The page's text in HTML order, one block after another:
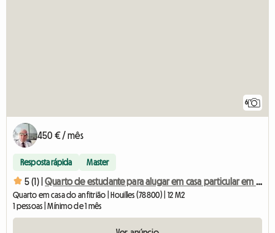
6
450 € / mês
Resposta rápida Master
5 (1) | Quarto de estudante para alugar em casa particular em Houilles (Quarto 1)
Quarto em casa do anfitrião | Houilles (78800) | 12 M2
1 pessoas | Mínimo de 1 mês